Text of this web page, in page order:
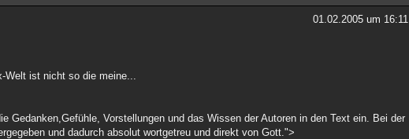
01.02.2005 um 16:11
Welt ist nicht so die meine...
Gedanken,Gefühle, Vorstellungen und das Wissen der Autoren in den Text ein. Bei der
und dadurch absolut wortgetreu und direkt von Gott.">